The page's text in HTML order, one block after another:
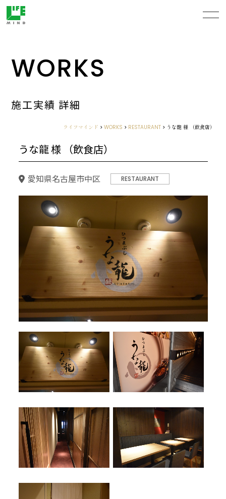
WORKS
施工実績 詳細
ライフマインド > WORKS > RESTAURANT> うな龍 様 （飲食店）
うな龍 様 （飲食店）
愛知県名古屋市中区 RESTAURANT